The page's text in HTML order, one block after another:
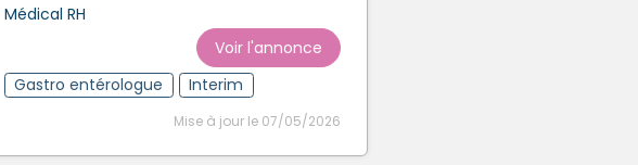
Médical RH
Voir l'annonce
Gastro entérologue
Interim
Mise à jour le 07/05/2026